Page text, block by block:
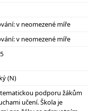
v neomezené míře
v neomezené míře
(N)
podporu žákům
učení. Škola je